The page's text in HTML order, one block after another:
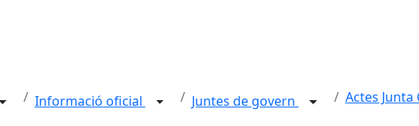
Informació oficial Juntes de govern Actes Junta